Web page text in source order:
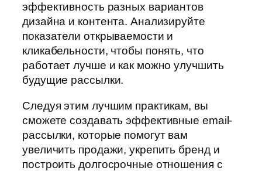
эффективность разных вариантов
дизайна и контента. Анализируйте
показатели открываемости и
кликабельности, чтобы понять, что
работает лучше и как можно улучшить
будущие рассылки.
Следуя этим лучшим практикам, вы
сможете создавать эффективные email-
рассылки, которые помогут вам
увеличить продажи, укрепить бренд и
построить долгосрочные отношения с